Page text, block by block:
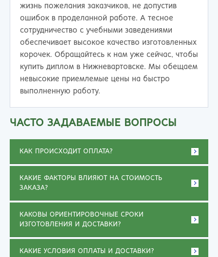
жизнь пожелания заказчиков, не допустив
ошибок в проделанной работе. А тесное
сотрудничество с учебными заведениями
обеспечивает высокое качество изготовленных
корочек. Обращайтесь к нам уже сейчас, чтобы
купить диплом в Нижневартовске. Мы обещаем
невысокие приемлемые цены на быстро
выполненную работу.
ЧАСТО ЗАДАВАЕМЫЕ ВОПРОСЫ
КАК ПРОИСХОДИТ ОПЛАТА?
КАКИЕ ФАКТОРЫ ВЛИЯЮТ НА СТОИМОСТЬ
ЗАКАЗА?
КАКОВЫ ОРИЕНТИРОВОЧНЫЕ СРОКИ
ИЗГОТОВЛЕНИЯ И ДОСТАВКИ?
КАКИЕ УСЛОВИЯ ОПЛАТЫ И ДОСТАВКИ?